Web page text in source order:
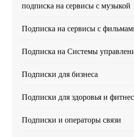
подписка на сервисы с музыкой
Подписка на сервисы с
Подписка на Системы
Подписки для бизнеса
Подписки для здоровья и
Подписки и операторы связи